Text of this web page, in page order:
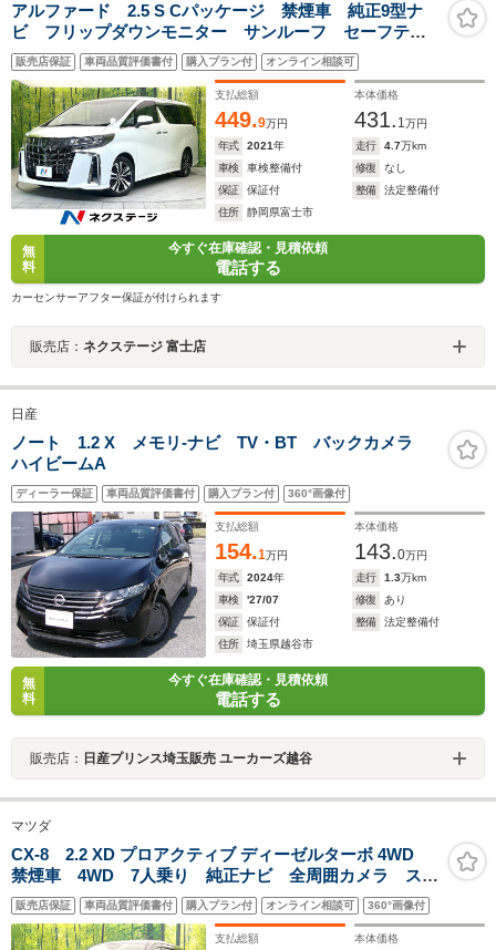
アルファード 2.5 S Cパッケージ 禁煙車 純正9型ナ
ビ フリップダウンモニター サンルーフ セーフティ
センス レーダークルーズ シートヒーター ベンチレ
ーション ETC ドラレコ メモリーパワーシート オ
ットマンシート LEDヘッド
販売店保証 車両品質評価書付 購入プラン付 オンライン相談可
支払総額
449.9万円
本体価格
431. 1万円
年式
2021年 走行 4.7万km
車検
車検整備付 修復
なし
保証
保証付 整備
法定整備付
住所
静岡県富士市
無
料
今すぐ在庫確認・見積依頼
電話する
カーセンサーアフター保証が付けられます
販売店： ネクステージ 富士店
日産
ノート 1.2 X メモリ-ナビ TV・BT バックカメラ
ハイビームA
ディーラー保証 車両品質評価書付 購入プラン付 360°画像付
支払総額
154.1万円
本体価格
143.0万円
年式
2024年 走行 1.3万km
車検
'27/07 修復
あり
保証
保証付 整備
法定整備付
住所
埼玉県越谷市
無
料
今すぐ在庫確認・見積依頼
電話する
販売店： 日産プリンス埼玉販売 ユーカーズ越谷
マツダ
CX-8 2.2 XD プロアクティブ ディーゼルターボ 4WD
禁煙車 4WD 7人乗り 純正ナビ 全周囲カメラ スマ
ートシティブレーキサポート レーダークルーズ
BSM スマートキー ETC シートヒーター パワーシ
ート LEDヘッド サンシェード
販売店保証 車両品質評価書付 購入プラン付 オンライン相談可 360°画像付
支払総額 本体価格